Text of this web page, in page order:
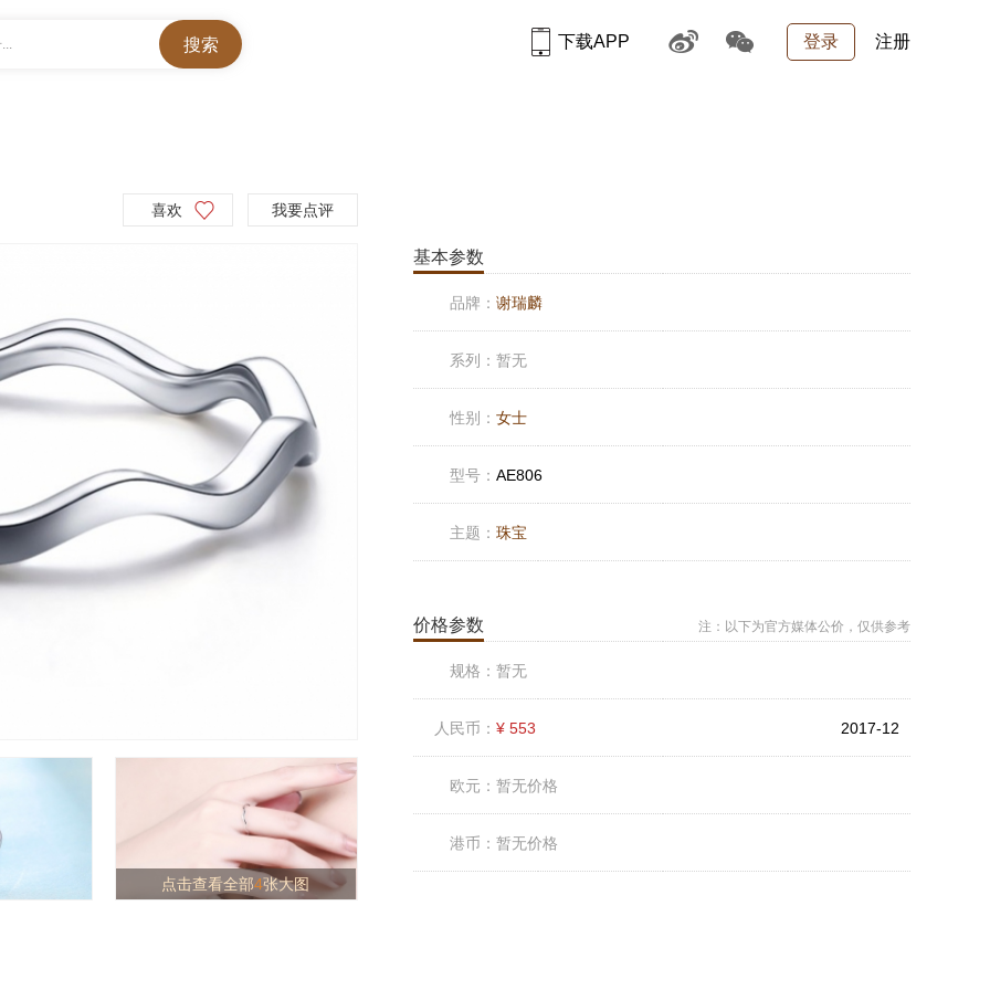
登录 注册
下载APP
喜欢 我要点评
点击查看全部4张大图
基本参数
品牌： 谢瑞麟
系列： 暂无
性别： 女士
型号： AE806
主题： 珠宝
价格参数 注：以下为官方媒体公价，仅供参考
规格： 暂无
人民币： ¥ 553 2017-12
欧元： 暂无价格
港币： 暂无价格